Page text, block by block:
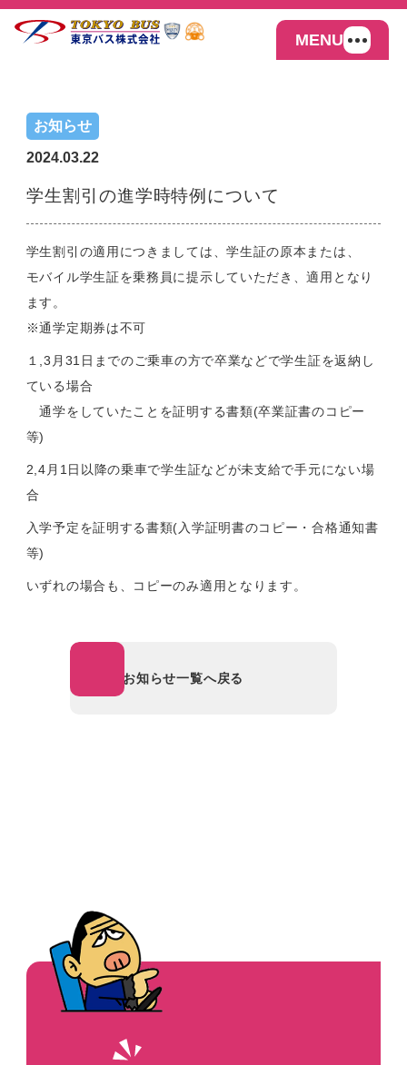
MENU
お知らせ
2024.03.22
学生割引の進学時特例について
学生割引の適用につきましては、学生証の原本または、
モバイル学生証を乗務員に提示していただき、適用となり
ます。
※通学定期券は不可
１,3月31日までのご乗車の方で卒業などで学生証を返納し
ている場合
通学をしていたことを証明する書類(卒業証書のコピー
等)
2,4月1日以降の乗車で学生証などが未支給で手元にない場
合
入学予定を証明する書類(入学証明書のコピー・合格通知書
等)
いずれの場合も、コピーのみ適用となります。
お知らせ一覧へ戻る